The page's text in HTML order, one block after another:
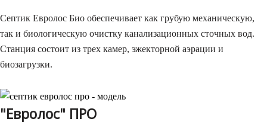
Септик Евролос Био обеспечивает как грубую механическую,
так и биологическую очистку канализационных сточных вод.
Станция состоит из трех камер, эжекторной аэрации и
биозагрузки.
"Евролос" ПРО